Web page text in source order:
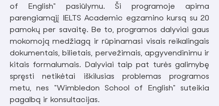
of English" pasiūlymu. Ši programoje apima
parengiamąjį IELTS Academic egzamino kursą su 20
pamokų per savaitę. Be to, programos dalyviai gaus
mokomoją medžiagą ir rūpinamasi visais reikalingais
dokumentais, bilietais, pervežimais, apgyvendinimu ir
kitais formalumais. Dalyviai taip pat turės galimybę
spręsti netikėtai iškilusias problemas programos
metu, nes "Wimbledon School of English" suteikia
pagalbą ir konsultacijas.